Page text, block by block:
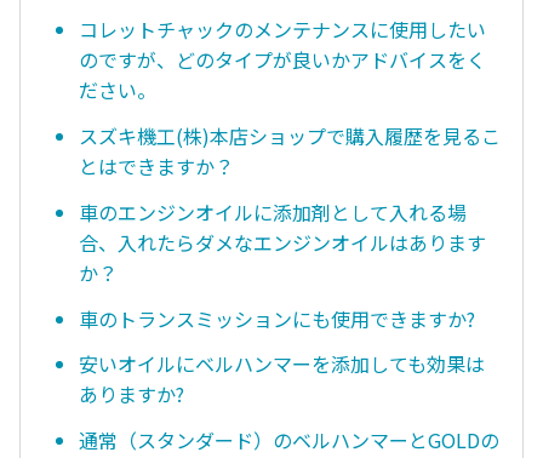
コレットチャックのメンテナンスに使用したい
のですが、どのタイプが良いかアドバイスをく
ださい。
スズキ機工(株)本店ショップで購入履歴を見るこ
とはできますか？
車のエンジンオイルに添加剤として入れる場
合、入れたらダメなエンジンオイルはあります
か？
車のトランスミッションにも使用できますか?
安いオイルにベルハンマーを添加しても効果は
ありますか?
通常（スタンダード）のベルハンマーとGOLDの